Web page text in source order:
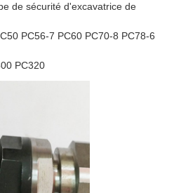
de sécurité d'excavatrice de
PC56-7 PC60 PC70-8 PC78-6
PC320